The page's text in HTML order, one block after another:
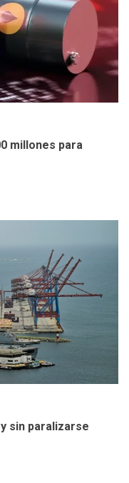
para jueza
Afiuni
controles
millones para
sin paralizarse